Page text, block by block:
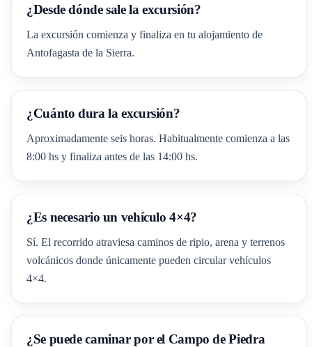
¿Desde dónde sale la excursión?
La excursión comienza y finaliza en tu alojamiento de
Antofagasta de la Sierra.
¿Cuánto dura la excursión?
Aproximadamente seis horas. Habitualmente comienza a las
8:00 hs y finaliza antes de las 14:00 hs.
¿Es necesario un vehículo 4×4?
Sí. El recorrido atraviesa caminos de ripio, arena y terrenos
volcánicos donde únicamente pueden circular vehículos
4×4.
¿Se puede caminar por el Campo de Piedra